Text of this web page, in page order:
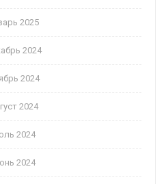
2025
2024
2024
2024
2024
2024